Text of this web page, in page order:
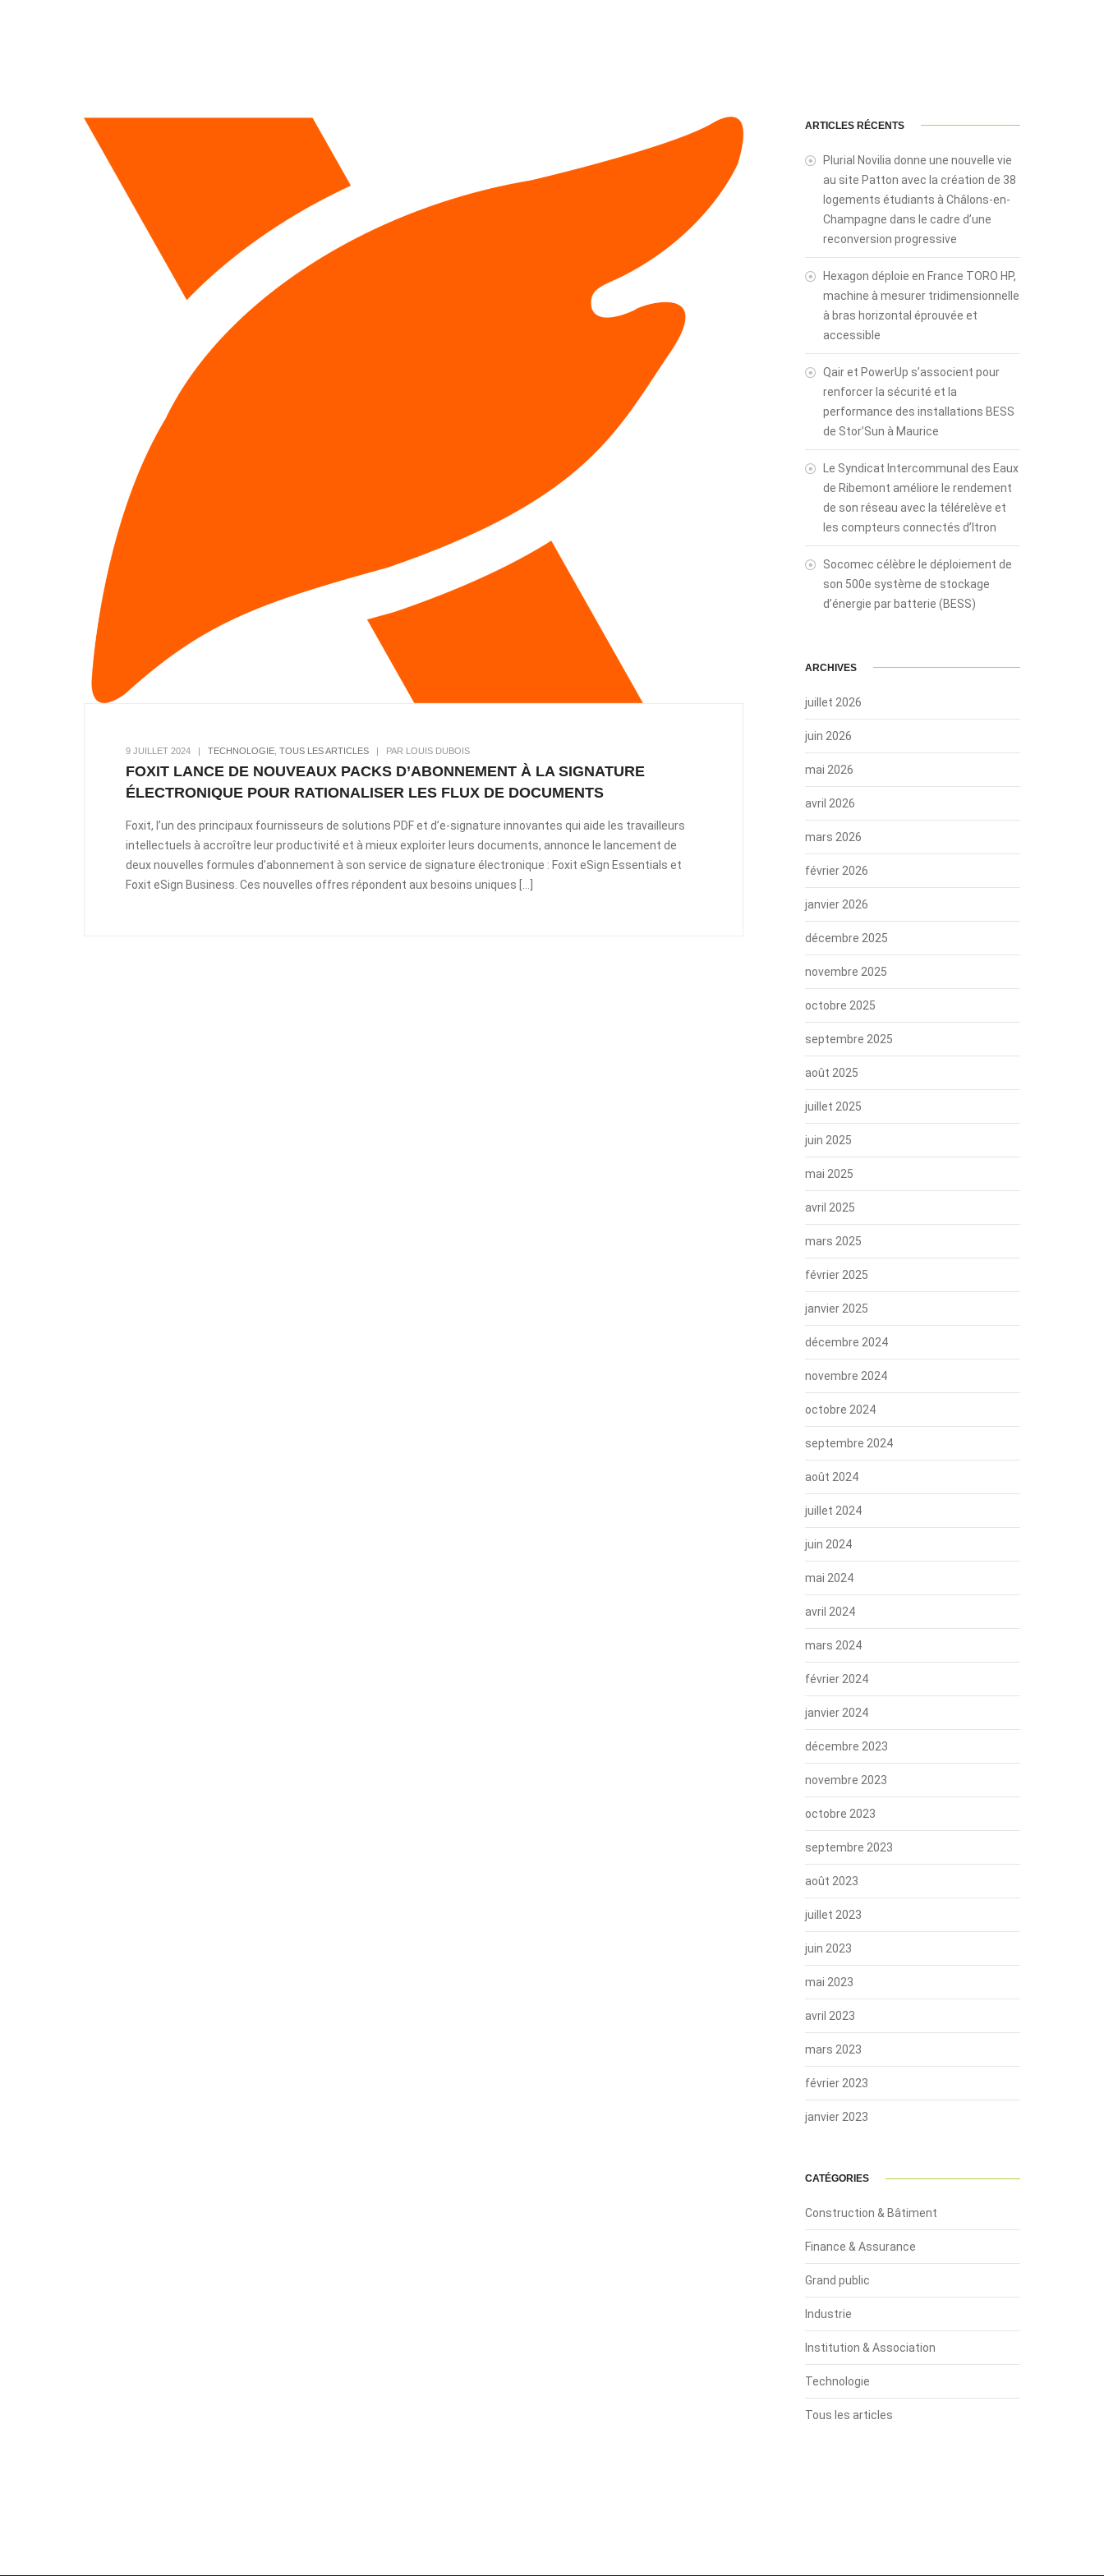
9 JUILLET 2024 | TECHNOLOGIE TOUS LES ARTICLES | PAR LOUIS DUBOIS
FOXIT LANCE DE NOUVEAUX PACKS D’ABONNEMENT À LA SIGNATURE
ÉLECTRONIQUE POUR RATIONALISER LES FLUX DE DOCUMENTS
Foxit, l’un des principaux fournisseurs de solutions PDF et d’e-signature innovantes qui aide les travailleurs
intellectuels à accroître leur productivité et à mieux exploiter leurs documents, annonce le lancement de
deux nouvelles formules d’abonnement à son service de signature électronique : Foxit eSign Essentials et
Foxit eSign Business. Ces nouvelles offres répondent aux besoins uniques […]
ARTICLES RÉCENTS
Plurial Novilia donne une nouvelle vie
au site Patton avec la création de 38
logements étudiants à Châlons-en-
Champagne dans le cadre d’une
reconversion progressive
Hexagon déploie en France TORO HP,
machine à mesurer tridimensionnelle
à bras horizontal éprouvée et
accessible
Qair et PowerUp s’associent pour
renforcer la sécurité et la
performance des installations BESS
de Stor’Sun à Maurice
Le Syndicat Intercommunal des Eaux
de Ribemont améliore le rendement
de son réseau avec la télérelève et
les compteurs connectés d’Itron
Socomec célèbre le déploiement de
son 500e système de stockage
d’énergie par batterie (BESS)
ARCHIVES
juillet 2026
juin 2026
mai 2026
avril 2026
mars 2026
février 2026
janvier 2026
décembre 2025
novembre 2025
octobre 2025
septembre 2025
août 2025
juillet 2025
juin 2025
mai 2025
avril 2025
mars 2025
février 2025
janvier 2025
décembre 2024
novembre 2024
octobre 2024
septembre 2024
août 2024
juillet 2024
juin 2024
mai 2024
avril 2024
mars 2024
février 2024
janvier 2024
décembre 2023
novembre 2023
octobre 2023
septembre 2023
août 2023
juillet 2023
juin 2023
mai 2023
avril 2023
mars 2023
février 2023
janvier 2023
CATÉGORIES
Construction & Bâtiment
Finance & Assurance
Grand public
Industrie
Institution & Association
Technologie
Tous les articles